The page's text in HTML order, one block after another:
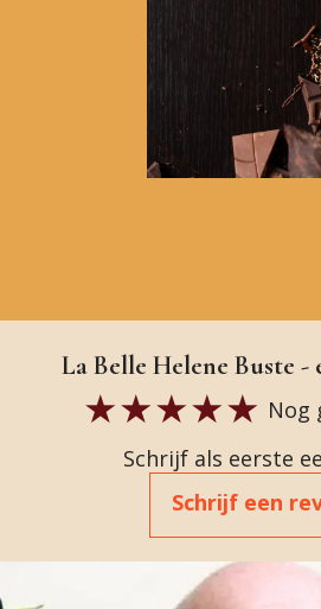
La Belle Helene Buste -
Nog
Schrijf als eerste
Schrijf een